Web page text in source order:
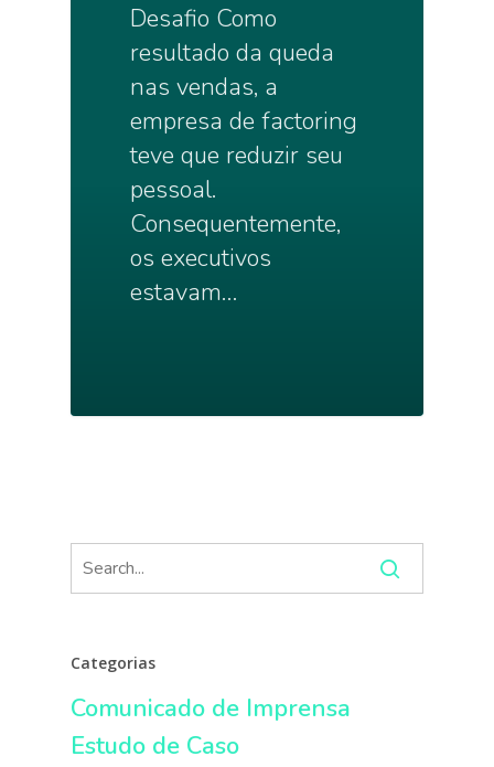
Desafio Como
resultado da queda
nas vendas, a
empresa de factoring
teve que reduzir seu
pessoal.
Consequentemente,
os executivos
estavam…
Categorias
Comunicado de Imprensa
Estudo de Caso